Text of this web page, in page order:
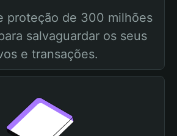
proteção de 300 milhões
salvaguardar os seus
e transações.